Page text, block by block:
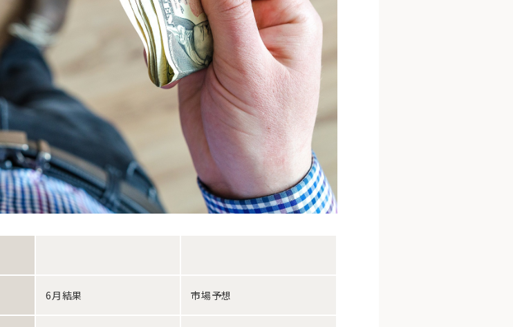
6月結果 市場予想